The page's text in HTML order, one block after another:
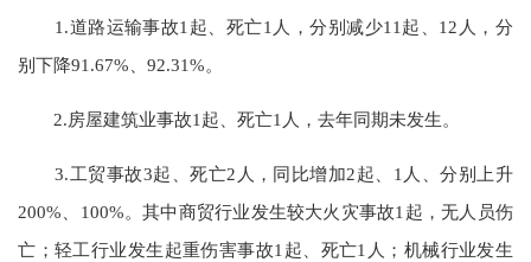
1.道路运输事故1起、死亡1人，分别减少11起、12人，分
别下降91.67%、92.31%。
2.房屋建筑业事故1起、死亡1人，去年同期未发生。
3.工贸事故3起、死亡2人，同比增加2起、1人、分别上升
200%、100%。其中商贸行业发生较大火灾事故1起，无人员伤
亡；轻工行业发生起重伤害事故1起、死亡1人；机械行业发生